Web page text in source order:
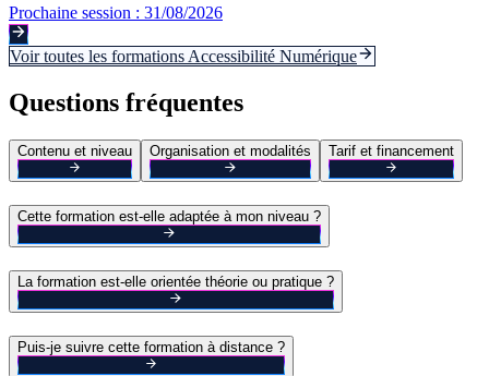
Prochaine session : 31/08/2026
Voir toutes les formations Accessibilité Numérique
Questions fréquentes
Contenu et niveau Organisation et modalités Tarif et financement
Cette formation est-elle adaptée à mon niveau ?
La formation est-elle orientée théorie ou pratique ?
Puis-je suivre cette formation à distance ?